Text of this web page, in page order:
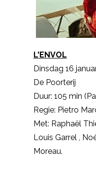
L'ENVOL
Dinsdag 16
De Poorterij
Duur: 105 min
Regie: Pietro
Met: Raphaël
Louis Garrel ,
Moreau.